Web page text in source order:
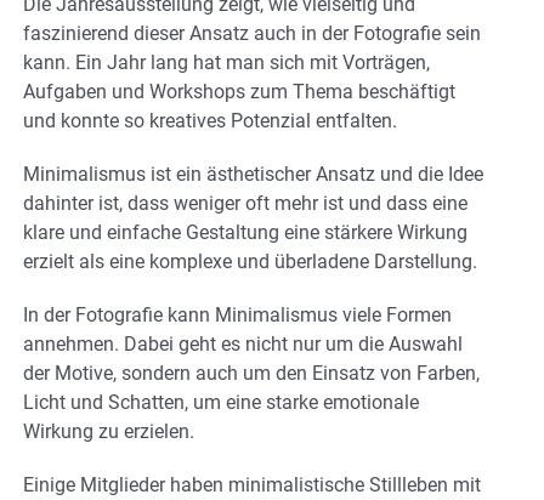
faszinierend dieser Ansatz auch in der Fotografie sein
kann. Ein Jahr lang hat man sich mit Vorträgen,
Aufgaben und Workshops zum Thema beschäftigt
und konnte so kreatives Potenzial entfalten.
Minimalismus ist ein ästhetischer Ansatz und die Idee
dahinter ist, dass weniger oft mehr ist und dass eine
klare und einfache Gestaltung eine stärkere Wirkung
erzielt als eine komplexe und überladene Darstellung.
In der Fotografie kann Minimalismus viele Formen
annehmen. Dabei geht es nicht nur um die Auswahl
der Motive, sondern auch um den Einsatz von Farben,
Licht und Schatten, um eine starke emotionale
Wirkung zu erzielen.
Einige Mitglieder haben minimalistische Stillleben mit